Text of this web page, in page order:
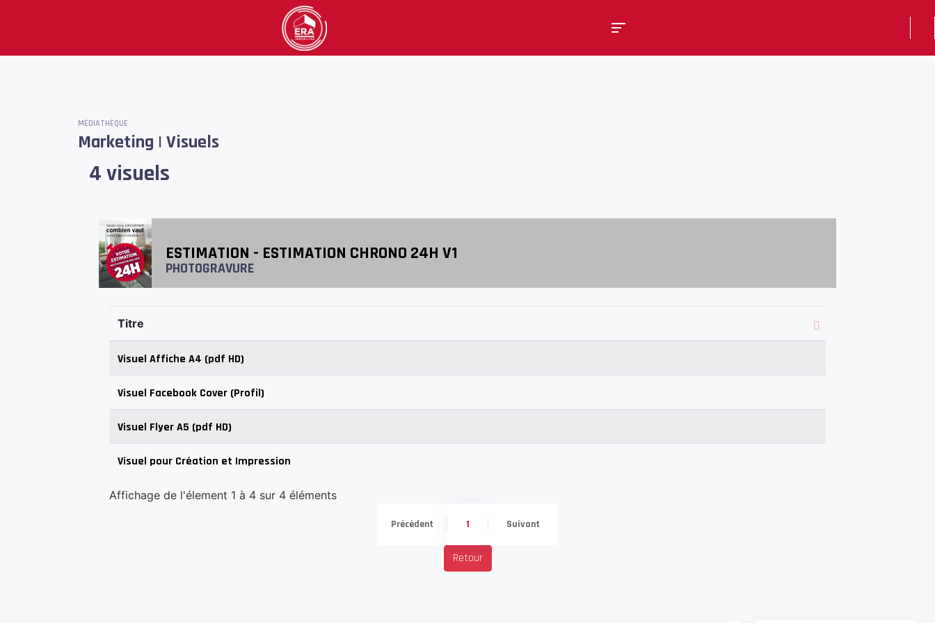
MÉDIATHÈQUE
Marketing | Visuels
4 visuels
ESTIMATION - ESTIMATION CHRONO 24H V1
PHOTOGRAVURE
Titre
Visuel Affiche A4 (pdf HD)
Visuel Facebook Cover (Profil)
Visuel Flyer A5 (pdf HD)
Visuel pour Création et Impression
Affichage de l'élement 1 à 4 sur 4 éléments
Précédent 1 Suivant
Retour